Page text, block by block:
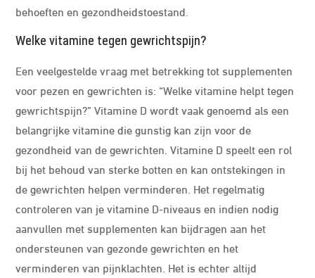
behoeften en gezondheidstoestand.
Welke vitamine tegen gewrichtspijn?
Een veelgestelde vraag met betrekking tot supplementen
voor pezen en gewrichten is: “Welke vitamine helpt tegen
gewrichtspijn?” Vitamine D wordt vaak genoemd als een
belangrijke vitamine die gunstig kan zijn voor de
gezondheid van de gewrichten. Vitamine D speelt een rol
bij het behoud van sterke botten en kan ontstekingen in
de gewrichten helpen verminderen. Het regelmatig
controleren van je vitamine D-niveaus en indien nodig
aanvullen met supplementen kan bijdragen aan het
ondersteunen van gezonde gewrichten en het
verminderen van pijnklachten. Het is echter altijd